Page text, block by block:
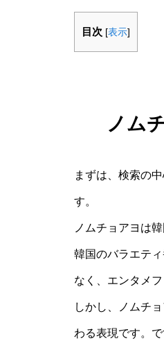
目次 [表示]
ノム
まずは、検索の
す。
ノムチョアヨは
韓国のバラエテ
なく、エンタメ
しかし、ノムチ
わる表現です。